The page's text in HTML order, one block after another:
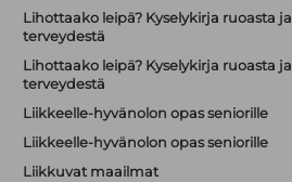
Lihottaako leipä? Kyselykirja ruoasta ja
terveydestä
Lihottaako leipä? Kyselykirja ruoasta ja
terveydestä
Liikkeelle-hyvänolon opas seniorille
Liikkeelle-hyvänolon opas seniorille
Liikkuvat maailmat